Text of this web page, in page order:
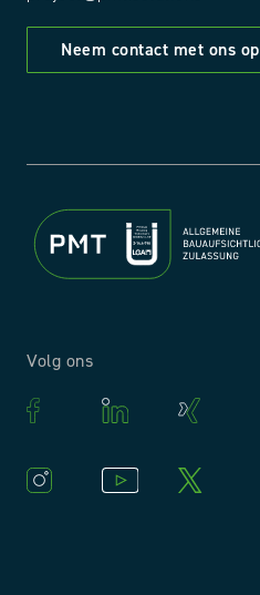
Neem contact met ons op
Volg ons